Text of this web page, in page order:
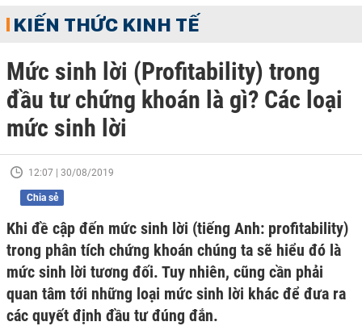
KIẾN THỨC KINH TẾ
Mức sinh lời (Profitability) trong
đầu tư chứng khoán là gì? Các loại
mức sinh lời
12:07 | 30/08/2019
Chia sẻ
Khi đề cập đến mức sinh lời (tiếng Anh: profitability)
trong phân tích chứng khoán chúng ta sẽ hiểu đó là
mức sinh lời tương đối. Tuy nhiên, cũng cần phải
quan tâm tới những loại mức sinh lời khác để đưa ra
các quyết định đầu tư đúng đắn.